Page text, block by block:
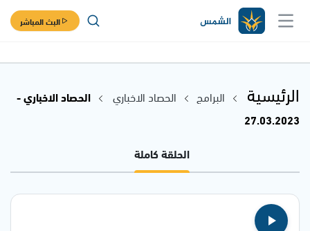
البث المباشر
الرئيسية البرامج الحصاد الاخباري
الحصاد الاخباري -
27.03.2023
الحلقة كاملة